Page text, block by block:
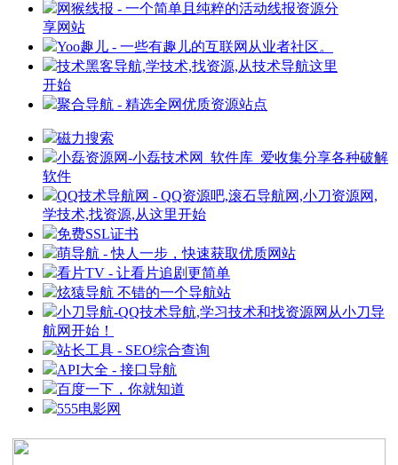
网猴线报 - 一个简单且纯粹的活动线报资源分
享网站
Yoo趣儿 - 一些有趣儿的互联网从业者社区。
技术黑客导航,学技术,找资源,从技术导航这里
开始
聚合导航 - 精选全网优质资源站点
磁力搜索
小磊资源网-小磊技术网_软件库_爱收集分享各种破解
软件
QQ技术导航网 - QQ资源吧,滚石导航网,小刀资源网,
学技术,找资源,从这里开始
免费SSL证书
萌导航 - 快人一步，快速获取优质网站
看片TV - 让看片追剧更简单
炫猿导航 不错的一个导航站
小刀导航-QQ技术导航,学习技术和找资源网从小刀导
航网开始！
站长工具 - SEO综合查询
API大全 - 接口导航
百度一下，你就知道
555电影网